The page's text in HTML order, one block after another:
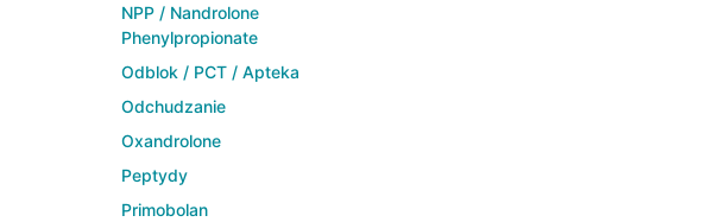
NPP / Nandrolone
Phenylpropionate
Odblok / PCT / Apteka
Odchudzanie
Oxandrolone
Peptydy
Primobolan